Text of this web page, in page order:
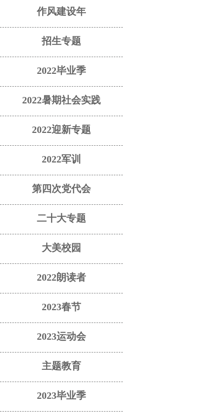
作风建设年
招生专题
2022毕业季
2022暑期社会实践
2022迎新专题
2022军训
第四次党代会
二十大专题
大美校园
2022朗读者
2023春节
2023运动会
主题教育
2023毕业季